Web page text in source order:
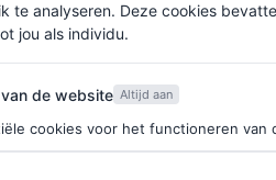
vitamines
te analyseren. Deze cookies
jou als individu.
de website
de website Altijd aan
cookies voor het functioneren van